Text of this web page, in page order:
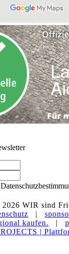
2026 WIR sind
|
kaufen.
|
|